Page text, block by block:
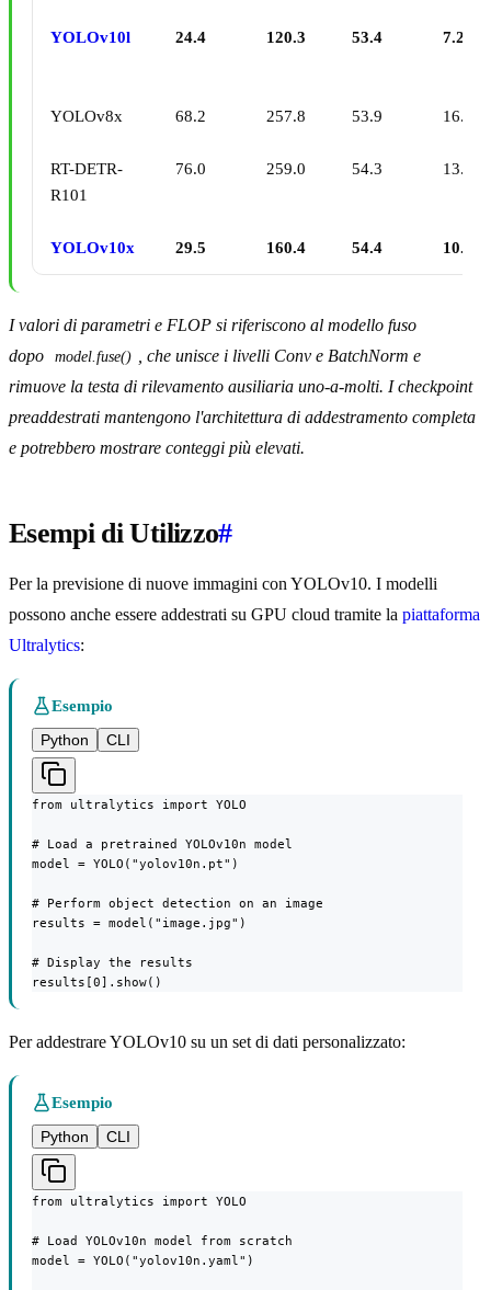
YOLOv10l 24.4 120.3 53.4 7.28
YOLOv8x 68.2 257.8 53.9 16.86
RT-DETR-
R101
76.0 259.0 54.3 13.71
YOLOv10x 29.5 160.4 54.4 10.70
I valori di parametri e FLOP si riferiscono al modello fuso
dopo
model.fuse()
, che unisce i livelli Conv e BatchNorm e
rimuove la testa di rilevamento ausiliaria uno-a-molti. I checkpoint
preaddestrati mantengono l'architettura di addestramento completa
e potrebbero mostrare conteggi più elevati.
Esempi di Utilizzo#
Per la previsione di nuove immagini con YOLOv10. I modelli
possono anche essere addestrati su GPU cloud tramite la piattaforma
Ultralytics:
Esempio
Python
CLI
from ultralytics import YOLO
# Load a pretrained YOLOv10n model
model = YOLO("yolov10n.pt")
# Perform object detection on an image
results = model("image.jpg")
# Display the results
results[0].show()
Per addestrare YOLOv10 su un set di dati personalizzato:
Esempio
Python
CLI
from ultralytics import YOLO
# Load YOLOv10n model from scratch
model = YOLO("yolov10n.yaml")